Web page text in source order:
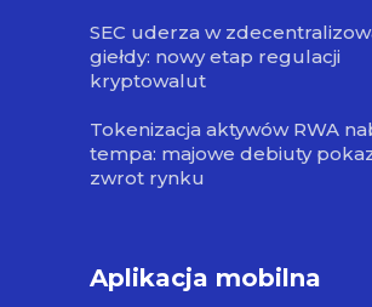
SEC uderza w
giełdy: nowy etap regulacji
kryptowalut
Tokenizacja aktywów RWA
tempa: majowe debiuty
zwrot rynku
Aplikacja mobilna